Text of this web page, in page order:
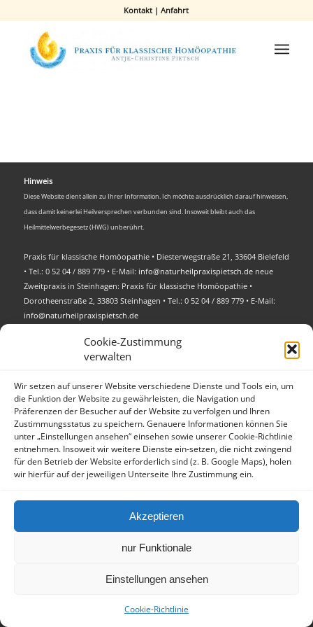
Cookie-Zustimmung
verwalten
Wir setzen auf unserer Website verschiedene Dienste und Tools ein, um
die Funktion der Website zu gewährleisten, die Navigation und
Präferenzen der Besucher auf der Website zu verfolgen und Ihren
Zustimmungsstatus zu speichern. Genauere Informationen können Sie
unter „Einstellungen ansehen“ einsehen sowie unserer Cookie-Richtlinie
entnehmen. Insoweit wir weitere Dienste ein-setzen, die nicht zwingend
für den Betrieb der Website erforderlich sind (z. B. Google Maps), holen
wir hierfür auf der jeweiligen Unterseite Ihre Zustimmung ein.
Akzeptieren
nur Funktionale
Einstellungen ansehen
Cookie-Richtlinie
Kontakt |Anfahrt
Hinweis
Diese Website dient allein zu Ihrer Information. Ich möchte ausdrücklich darauf hinweisen,
dass damit keinerlei Heilversprechen verbunden sind. Insoweit bleibt auch das
Heilmittelwerbegesetz (HWG) unberührt.
Praxis für klassische Homöopathie • Diesterwegstraße 21, 33604 Bielefeld
• Tel.: 0 52 04 / 889 779 • E-Mail: info@naturheilpraxispietsch.deneue
Zweitpraxis in Steinhagen: Praxis für klassische Homöopathie •
Dorotheenstraße 2, 33803 Steinhagen • Tel.: 0 52 04 / 889 779 • E-Mail:
info@naturheilpraxispietsch.de
Datenschutz